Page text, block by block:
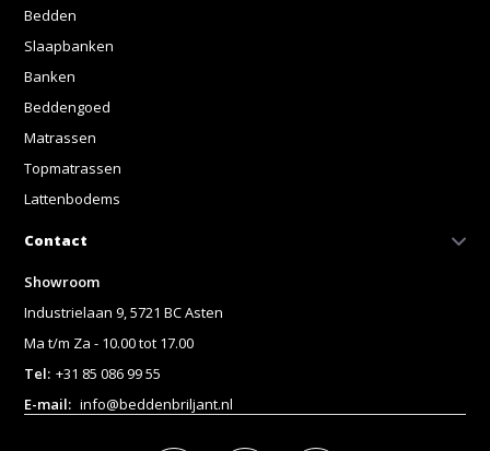
Bedden
Slaapbanken
Banken
Beddengoed
Matrassen
Topmatrassen
Lattenbodems
Contact
Showroom
Industrielaan 9, 5721 BC Asten
Ma t/m Za - 10.00 tot 17.00
Tel: +31 85 086 99 55
E-mail: info@beddenbriljant.nl